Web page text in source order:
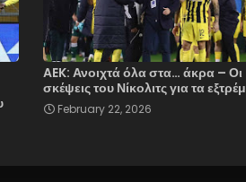
AEK: Ανοιχτά όλα στα… άκρα – Οι
σκέψεις του Νίκολιτς για τα εξτρέμ
February 22, 2026